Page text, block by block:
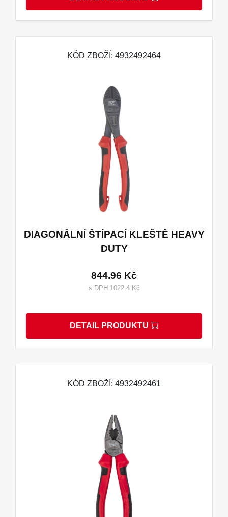
KÓD ZBOŽÍ: 4932492464
DIAGONÁLNÍ ŠTÍPACÍ KLEŠTĚ HEAVY
DUTY
844.96 Kč
s DPH 1022.4 Kč
DETAIL PRODUKTU
KÓD ZBOŽÍ: 4932492461